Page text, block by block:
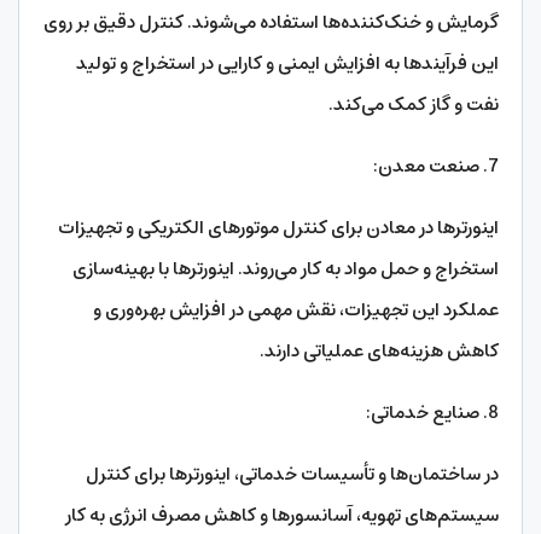
گرمایش و خنک‌کننده‌ها استفاده می‌شوند. کنترل دقیق بر روی
این فرآیندها به افزایش ایمنی و کارایی در استخراج و تولید
نفت و گاز کمک می‌کند.
7. صنعت معدن:
اینورترها در معادن برای کنترل موتورهای الکتریکی و تجهیزات
استخراج و حمل مواد به کار می‌روند. اینورترها با بهینه‌سازی
عملکرد این تجهیزات، نقش مهمی در افزایش بهره‌وری و
کاهش هزینه‌های عملیاتی دارند.
8. صنایع خدماتی:
در ساختمان‌ها و تأسیسات خدماتی، اینورترها برای کنترل
سیستم‌های تهویه، آسانسورها و کاهش مصرف انرژی به کار